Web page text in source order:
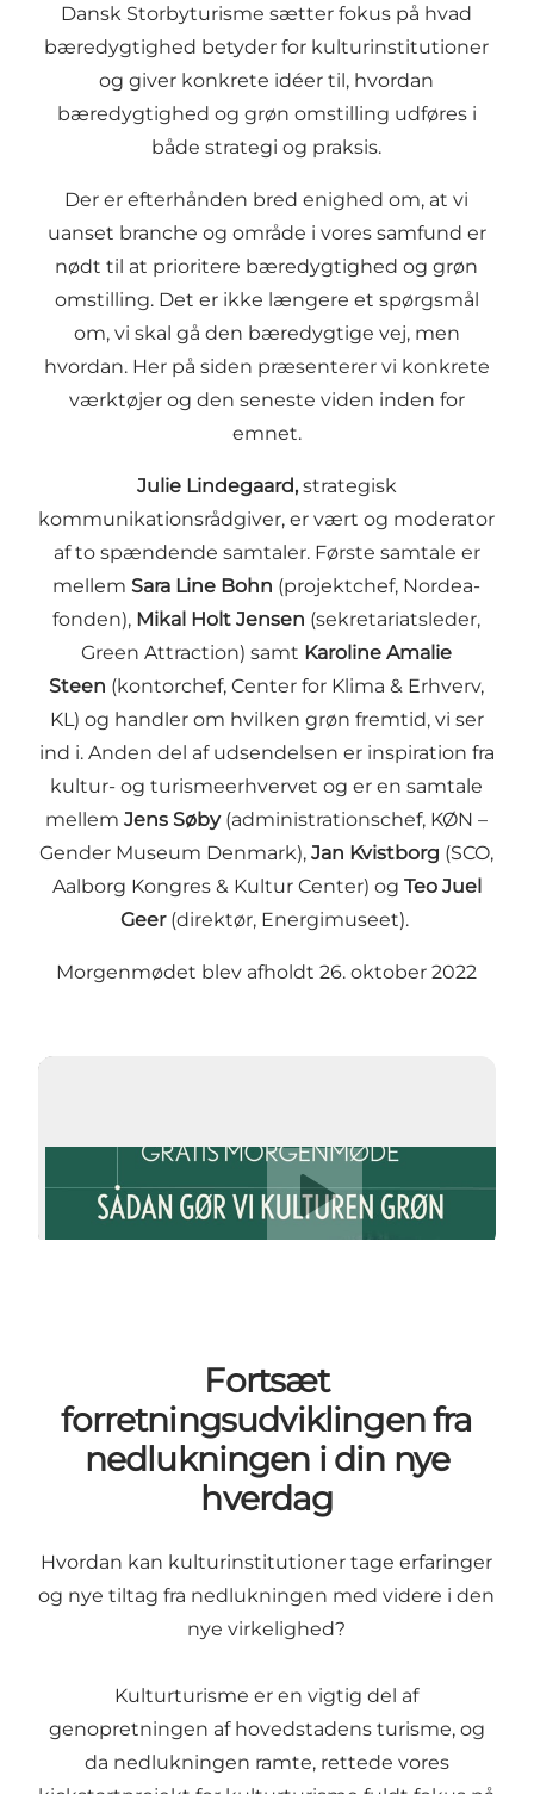
Dansk Storbyturisme sætter fokus på hvad
bæredygtighed betyder for kulturinstitutioner
og giver konkrete idéer til, hvordan
bæredygtighed og grøn omstilling udføres i
både strategi og praksis.
Der er efterhånden bred enighed om, at vi
uanset branche og område i vores samfund er
nødt til at prioritere bæredygtighed og grøn
omstilling. Det er ikke længere et spørgsmål
om, vi skal gå den bæredygtige vej, men
hvordan. Her på siden præsenterer vi konkrete
værktøjer og den seneste viden inden for
emnet.
Julie Lindegaard, strategisk
kommunikationsrådgiver, er vært og moderator
af to spændende samtaler. Første samtale er
mellemSara Line Bohn (projektchef, Nordea-
fonden), Mikal Holt Jensen (sekretariatsleder,
Green Attraction) samt Karoline Amalie
Steen (kontorchef, Center for Klima & Erhverv,
KL) og handler om hvilken grøn fremtid, vi ser
ind i. Anden del af udsendelsen er inspiration fra
kultur- og turismeerhvervet og er en samtale
mellemJens Søby (administrationschef, KØN –
Gender Museum Denmark),Jan Kvistborg (SCO,
Aalborg Kongres & Kultur Center) og Teo Juel
Geer (direktør, Energimuseet).
Morgenmødet blev afholdt 26. oktober 2022
Afspil video
Fortsæt
forretningsudviklingen fra
nedlukningen i din nye
hverdag
Hvordan kan kulturinstitutioner tage erfaringer
og nye tiltag fra nedlukningen med videre i den
nye virkelighed?
Kulturturisme er en vigtig del af
genopretningen af hovedstadens turisme, og
da nedlukningen ramte, rettede vores